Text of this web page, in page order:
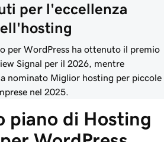
per l'eccellenza
per WordPress ha ottenuto il premio
Signal per il 2026, mentre
nominato Miglior hosting per piccole
nel 2025.
piano di Hosting